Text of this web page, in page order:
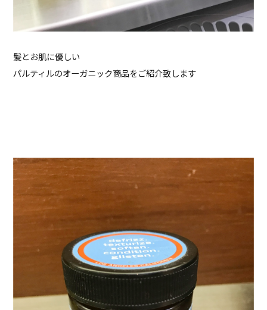
髪とお肌に優しい
パルティルのオーガニック商品をご紹介致します